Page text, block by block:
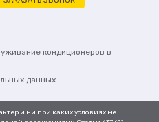
кондиционеров в
данных
и ни при каких условиях не